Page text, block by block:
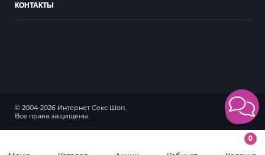
0
КОНТАКТЫ
© 2004-2026 Интернет Секс Шоп.
Все права защищены.
18+